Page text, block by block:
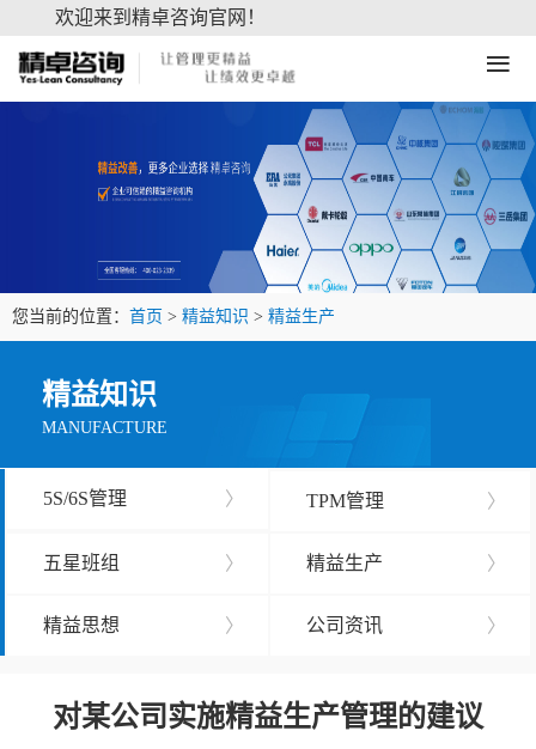
欢迎来到精卓咨询官网！
≡
您当前的位置： 首页 > 精益知识 > 精益生产
精益知识
MANUFACTURE
5S/6S管理 〉 TPM管理 〉
五星班组 〉 精益生产 〉
精益思想 〉 公司资讯 〉
对某公司实施精益生产管理的建议